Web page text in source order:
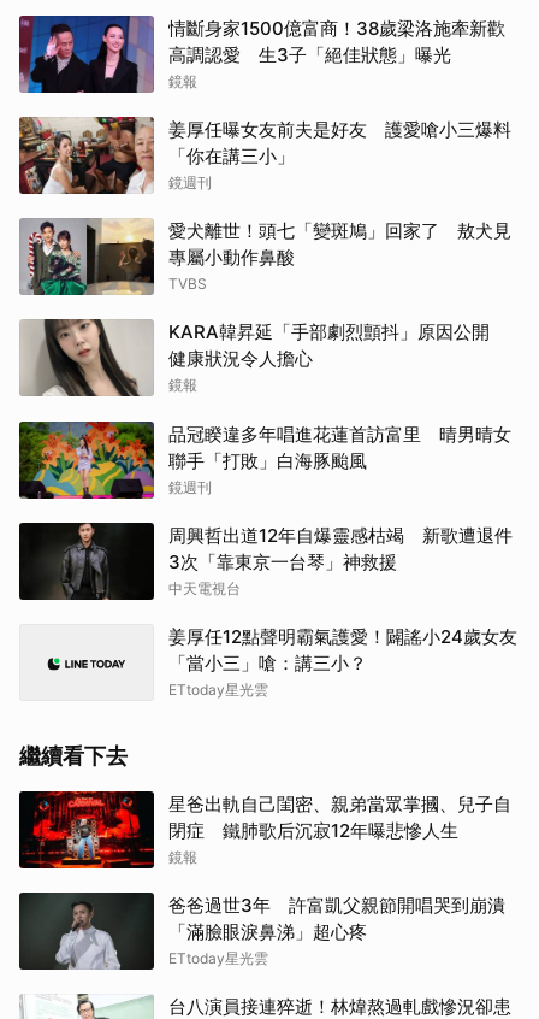
情斷身家1500億富商！38歲梁洛施牽新歡
高調認愛 生3子「絕佳狀態」曝光
鏡報
姜厚任曝女友前夫是好友 護愛嗆小三爆料
「你在講三小」
鏡週刊
愛犬離世！頭七「變斑鳩」回家了 敖犬見
專屬小動作鼻酸
TVBS
KARA韓昇延「手部劇烈顫抖」原因公開
健康狀況令人擔心
鏡報
品冠睽違多年唱進花蓮首訪富里 晴男晴女
聯手「打敗」白海豚颱風
鏡週刊
周興哲出道12年自爆靈感枯竭 新歌遭退件
3次「靠東京一台琴」神救援
中天電視台
姜厚任12點聲明霸氣護愛！闢謠小24歲女友
「當小三」嗆：講三小？
ETtoday星光雲
繼續看下去
星爸出軌自己閨密、親弟當眾掌摑、兒子自
閉症 鐵肺歌后沉寂12年曝悲慘人生
鏡報
爸爸過世3年 許富凱父親節開唱哭到崩潰
「滿臉眼淚鼻涕」超心疼
ETtoday星光雲
台八演員接連猝逝！林煒熬過軋戲慘況卻患